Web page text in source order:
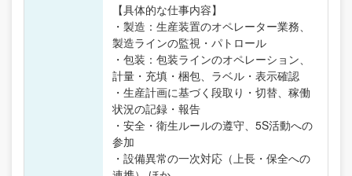
【具体的な仕事内容】
・製造：生産装置のオペレーター業務、
製造ラインの監視・パトロール
・包装：包装ラインのオペレーション、
計量・充填・梱包、ラベル・表示確認
・生産計画に基づく段取り・切替、稼働
状況の記録・報告
・安全・衛生ルールの遵守、5S活動への
参加
・設備異常の一次対応（上長・保全への